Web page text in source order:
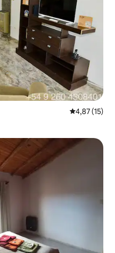
Priemerné
4,87 (15)